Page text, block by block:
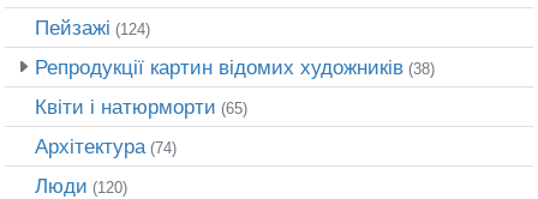
Пейзажі (124)
Репродукції картин відомих художників (38)
Квіти і натюрморти (65)
Архітектура (74)
Люди (120)